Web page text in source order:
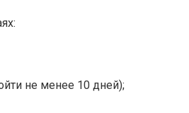
не менее 10 дней);